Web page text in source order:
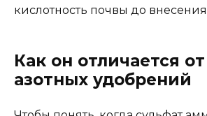
кислотность почвы до
Как он отличается
азотных удобрений